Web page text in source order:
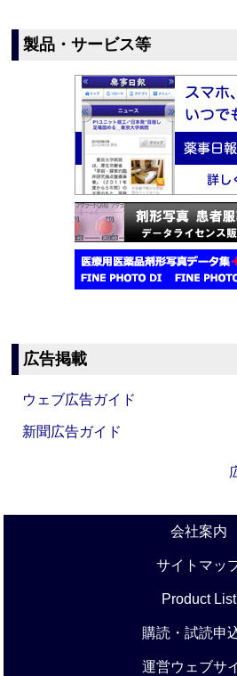
製品・サービス等
広告掲載
ウェブ広告ガイド
新聞広告ガイド
会社案内
サイトマッ
Product List
購読・試読申
運営ウェブサ